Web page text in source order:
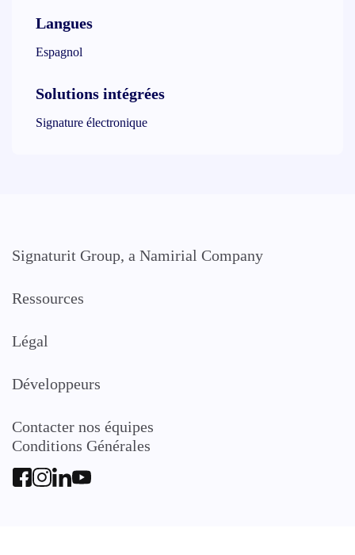
Langues
Espagnol
Solutions intégrées
Signature électronique
Signaturit Group, a Namirial Company
Ressources
Légal
Développeurs
Contacter nos équipes
Conditions Générales